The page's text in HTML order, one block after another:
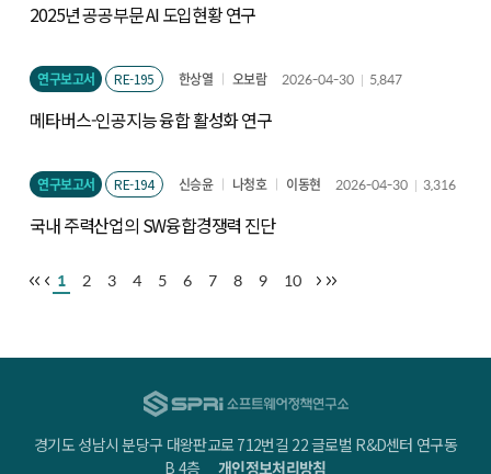
2025년 공공부문 AI 도입현황 연구
연구보고서 RE-195 한상열 오보람 2026-04-30 5,847
메타버스-인공지능 융합 활성화 연구
연구보고서 RE-194 신승윤 나청호 이동현 2026-04-30 3,316
국내 주력산업의 SW융합경쟁력 진단
1 2 3 4 5 6 7 8 9 10
경기도 성남시 분당구 대왕판교로 712번길 22 글로벌 R&D센터 연구동
B 4층개인정보처리방침